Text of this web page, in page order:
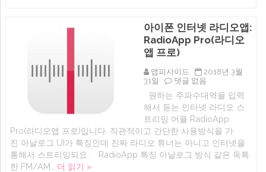
메
라
어
플
기
어
플
(아
폰,
아
패
드)
에
아이폰 인터넷 라디오앱:
RadioApp Pro(라디오
앱 프로)
앱피사이드
2018년 3월
31일
아
폰
인
터
넷
라
디
오
앱:
댓글 없음
원하는 주파수대역을 입력
해서 듣는 인터넷 라디오 스
트리밍 어플 RadioApp
Pro(라디오앱 프로)입니다. 직관적이고 간단한 사용방식을 가
진 아날로그 UI가 특징인데 진짜 라디오 튜너는 아니고 인터넷을
통해서 스트리밍되요. RadioApp 특징 아날로그 방식 같은 독특
한 FM/AM… 더 읽기 »